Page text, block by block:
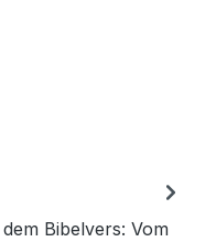
Bibelvers: Vom